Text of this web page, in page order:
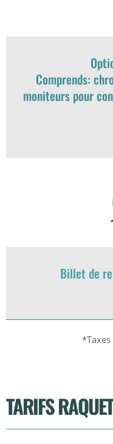
Comprends:
moniteurs pour
Billet de
TARIFS